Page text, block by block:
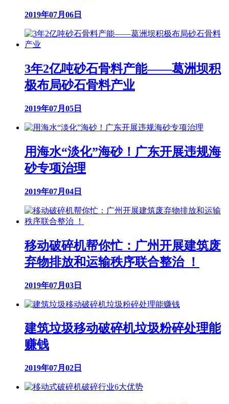
2019年07月06日
3年2亿吨砂石骨料产能——葛洲坝积
极布局砂石骨料产业
2019年07月05日
用海水“淡化”海砂！广东开展违规海
砂专项治理
2019年07月04日
移动破碎机帮你忙：广州开展建筑废
弃物排放和运输秩序联合整治 ！
2019年07月03日
建筑垃圾移动破碎机垃圾粉碎处理能
赚钱
2019年07月02日